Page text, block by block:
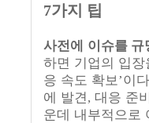
7가지 팁
사전에 이슈를
하면 기업의 입
응 속도 확보’이다
에 발견 , 대응 준
운데 내부적으로